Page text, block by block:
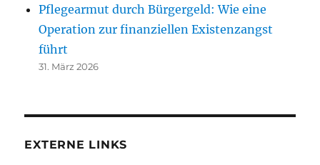
Pflegearmut durch Bürgergeld: Wie eine
Operation zur finanziellen Existenzangst
führt
31. März 2026
EXTERNE LINKS